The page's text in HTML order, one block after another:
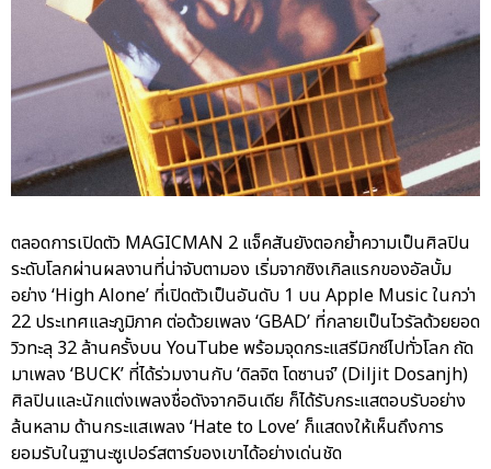
ตลอดการเปิดตัว MAGICMAN 2 แจ็คสันยังตอกย้ำความเป็นศิลปิน
ระดับโลกผ่านผลงานที่น่าจับตามอง เริ่มจากซิงเกิลแรกของอัลบั้ม
อย่าง ‘High Alone’ ที่เปิดตัวเป็นอันดับ 1 บน Apple Music ในกว่า
22 ประเทศและภูมิภาค ต่อด้วยเพลง ‘GBAD’ ที่กลายเป็นไวรัลด้วยยอด
วิวทะลุ 32 ล้านครั้งบน YouTube พร้อมจุดกระแสรีมิกซ์ไปทั่วโลก ถัด
มาเพลง ‘BUCK’ ที่ได้ร่วมงานกับ ‘ดิลจิต โดซานจ์’ (Diljit Dosanjh)
ศิลปินและนักแต่งเพลงชื่อดังจากอินเดีย ก็ได้รับกระแสตอบรับอย่าง
ล้นหลาม ด้านกระแสเพลง ‘Hate to Love’ ก็แสดงให้เห็นถึงการ
ยอมรับในฐานะซูเปอร์สตาร์ของเขาได้อย่างเด่นชัด